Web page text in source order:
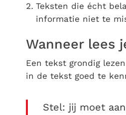
Teksten die écht
informatie niet te
Wanneer lees
Een tekst grondig
in de tekst goed te
Stel: jij moet